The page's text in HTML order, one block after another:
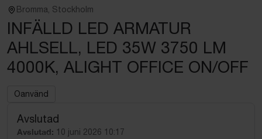
Bromma, Stockholm
INFÄLLD LED ARMATUR
AHLSELL, LED 35W 3750 LM
4000K, ALIGHT OFFICE ON/OFF
Oanvänd
Avslutad
Avslutad: 10 juni 2026 10:17